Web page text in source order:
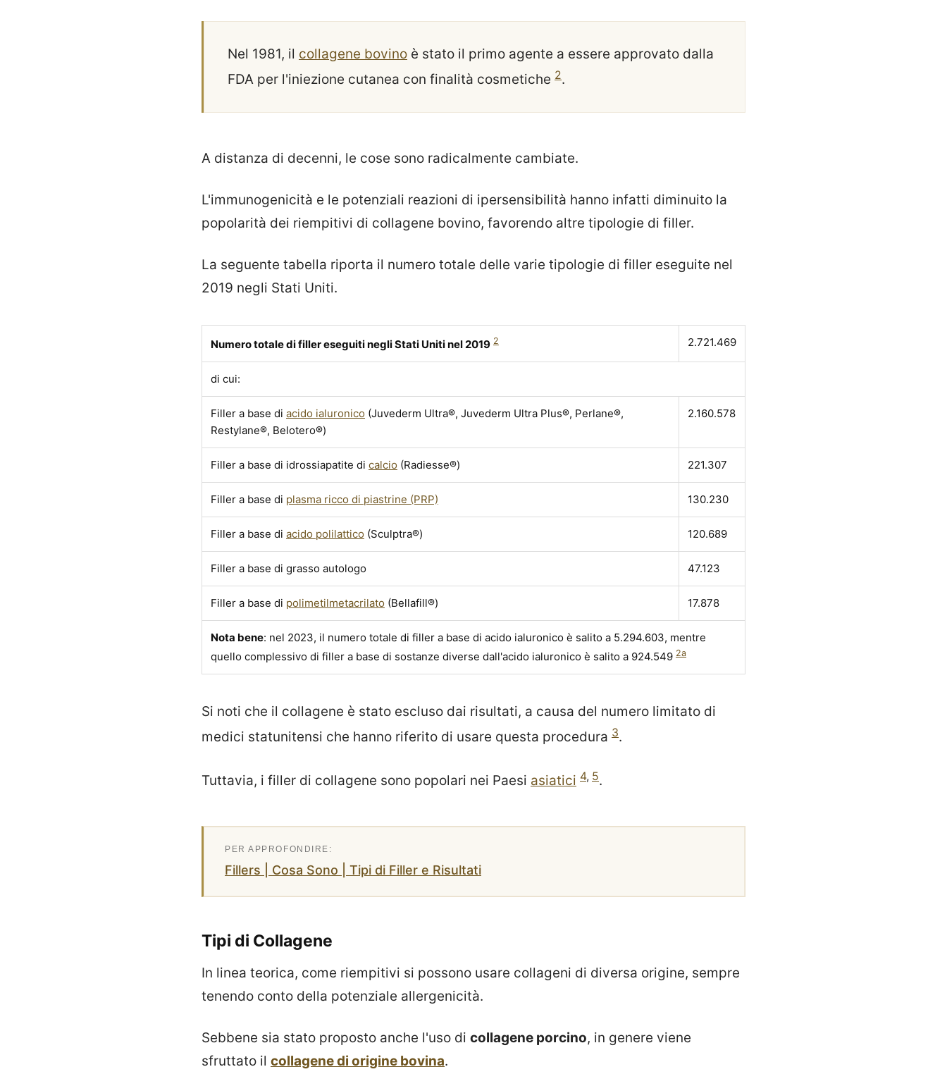
Nel 1981, il collagene bovino è stato il primo agente a essere approvato dalla
FDA per l'iniezione cutanea con finalità cosmetiche 2.
A distanza di decenni, le cose sono radicalmente cambiate.
L'immunogenicità e le potenziali reazioni di ipersensibilità hanno infatti diminuito la
popolarità dei riempitivi di collagene bovino, favorendo altre tipologie di filler.
La seguente tabella riporta il numero totale delle varie tipologie di filler eseguite nel
2019 negli Stati Uniti.
Numero totale di filler eseguiti negli Stati Uniti nel 2019 2 2.721.469
di cui:
Filler a base di acido ialuronico (Juvederm Ultra®, Juvederm Ultra Plus®, Perlane®,
Restylane®, Belotero®)
2.160.578
Filler a base di idrossiapatite di calcio (Radiesse®) 221.307
Filler a base di plasma ricco di piastrine (PRP) 130.230
Filler a base di acido polilattico (Sculptra®) 120.689
Filler a base di grasso autologo 47.123
Filler a base di polimetilmetacrilato (Bellafill®) 17.878
Nota bene: nel 2023, il numero totale di filler a base di acido ialuronico è salito a 5.294.603, mentre
quello complessivo di filler a base di sostanze diverse dall'acido ialuronico è salito a 924.549 2a
Si noti che il collagene è stato escluso dai risultati, a causa del numero limitato di
medici statunitensi che hanno riferito di usare questa procedura 3.
Tuttavia, i filler di collagene sono popolari nei Paesi asiatici 4, 5.
Fillers | Cosa Sono | Tipi di Filler e Risultati
Tipi di Collagene
In linea teorica, come riempitivi si possono usare collageni di diversa origine, sempre
tenendo conto della potenziale allergenicità.
Sebbene sia stato proposto anche l'uso di collagene porcino, in genere viene
sfruttato il collagene di origine bovina.